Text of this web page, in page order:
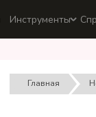
Инструменты
Главная